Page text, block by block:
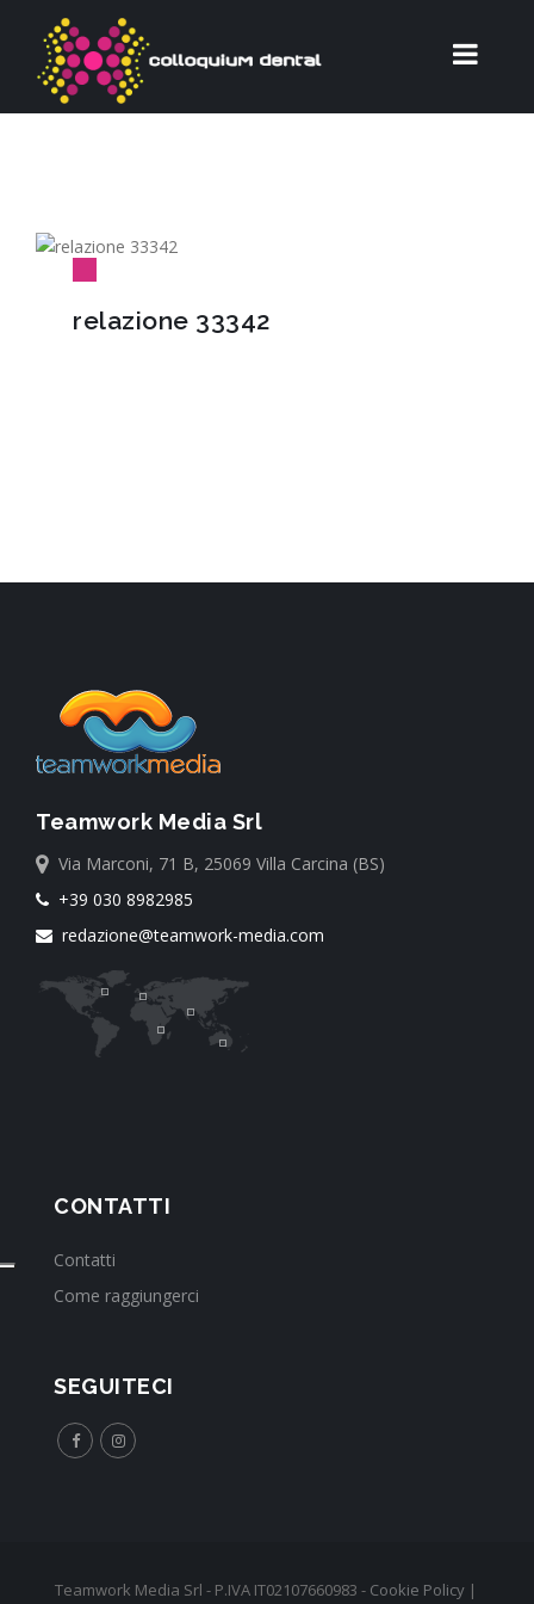
relazione 33342
Teamwork Media Srl
Via Marconi, 71 B, 25069 Villa Carcina (BS)
+39 030 8982985
redazione@teamwork-media.com
CONTATTI
Contatti
Come raggiungerci
SEGUITECI
Teamwork Media Srl - P.IVA IT02107660983 - Cookie Policy|